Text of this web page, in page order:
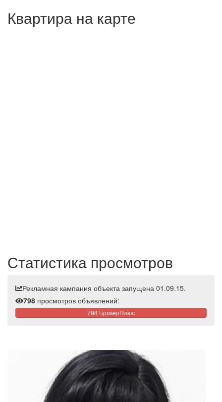
Квартира на карте
Статистика просмотров
Рекламная кампания объекта запущена 01.09.15.
798 просмотров объявлений:
798 БрокерПлюс